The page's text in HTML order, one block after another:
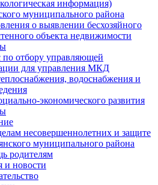
информация)
муниципального района
о выявлении бесхозяйного
объекта недвижимости
по отбору управляющей
для управления МКД
водоснабжения и
экономического развития
несовершеннолетних и защите
муниципального района
родителям
и новости